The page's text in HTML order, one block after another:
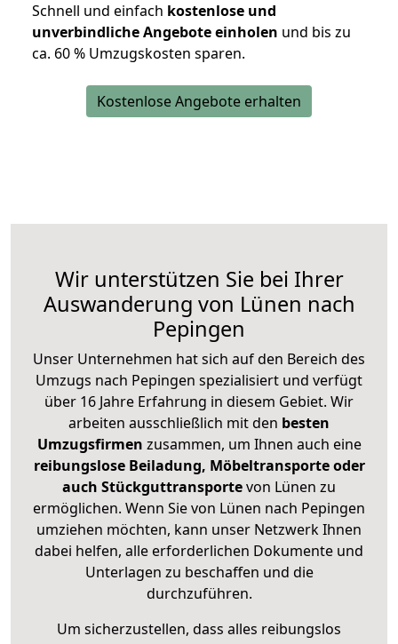
Schnell und einfach kostenlose und
unverbindliche Angebote einholen und bis zu
ca. 60 % Umzugskosten sparen.
Kostenlose Angebote erhalten
Wir unterstützen Sie bei Ihrer
Auswanderung von Lünen nach
Pepingen
Unser Unternehmen hat sich auf den Bereich des
Umzugs nach Pepingen spezialisiert und verfügt
über 16 Jahre Erfahrung in diesem Gebiet. Wir
arbeiten ausschließlich mit den besten
Umzugsfirmen zusammen, um Ihnen auch eine
reibungslose Beiladung, Möbeltransporte oder
auch Stückguttransportevon Lünen zu
ermöglichen. Wenn Sie von Lünen nach Pepingen
umziehen möchten, kann unser Netzwerk Ihnen
dabei helfen, alle erforderlichen Dokumente und
Unterlagen zu beschaffen und die
durchzuführen.
Um sicherzustellen, dass alles reibungslos